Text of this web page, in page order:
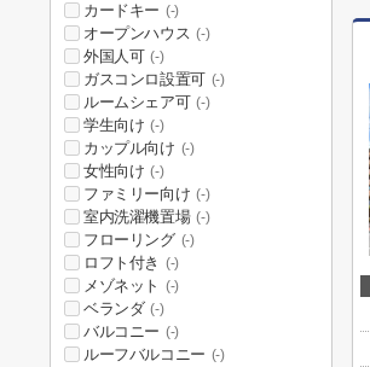
カードキー (-)
オープンハウス (-)
外国人可 (-)
ガスコンロ設置可 (-)
ルームシェア可 (-)
学生向け (-)
カップル向け (-)
女性向け (-)
ファミリー向け (-)
室内洗濯機置場 (-)
フローリング (-)
ロフト付き (-)
メゾネット (-)
ベランダ (-)
バルコニー (-)
ルーフバルコニー (-)